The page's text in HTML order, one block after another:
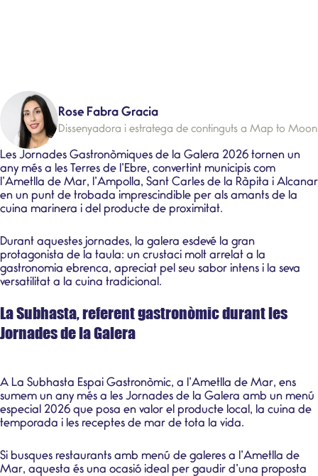
Rose Fabra Gracia
Dissenyadora i estratega de continguts a Map to Moon
Les Jornades Gastronòmiques de la Galera 2026 tornen un
any més a les Terres de l’Ebre, convertint municipis com
l’Ametlla de Mar, l’Ampolla, Sant Carles de la Ràpita i Alcanar
en un punt de trobada imprescindible per als amants de la
cuina marinera i del producte de proximitat.
Durant aquestes jornades, la galera esdevé la gran
protagonista de la taula: un crustaci molt arrelat a la
gastronomia ebrenca, apreciat pel seu sabor intens i la seva
versatilitat a la cuina tradicional.
La Subhasta, referent gastronòmic durant les
Jornades de la Galera
A La Subhasta Espai Gastronòmic, a l’Ametlla de Mar, ens
sumem un any més a les Jornades de la Galera amb un menú
especial 2026 que posa en valor el producte local, la cuina de
temporada i les receptes de mar de tota la vida.
Si busques restaurants amb menú de galeres a l’Ametlla de
Mar, aquesta és una ocasió ideal per gaudir d’una proposta